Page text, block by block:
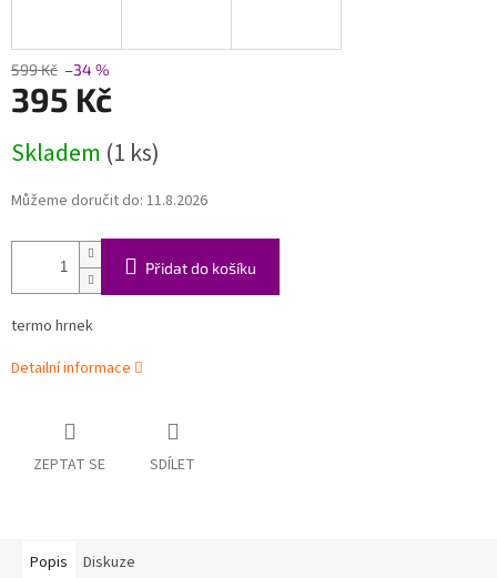
599 Kč –34 %
395 Kč
cena:
Skladem (1 ks)
Můžeme doručit do: 11.8.2026
Přidat do košíku
termo hrnek
Detailní informace
ZEPTAT SE SDÍLET
Popis Diskuze